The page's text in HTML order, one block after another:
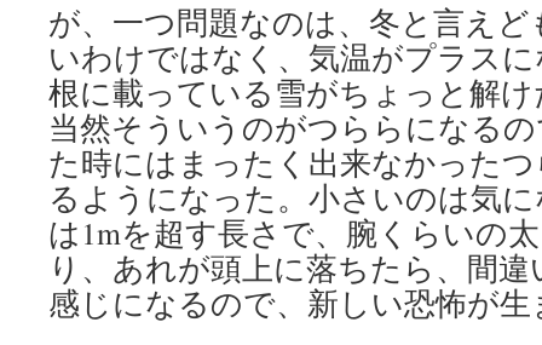
が、一つ問題なのは、冬と言え
いわけではなく、気温がプラス
根に載っている雪がちょっと解
当然そういうのがつららになる
た時にはまったく出来なかった
るようになった。小さいのは気
は1mを超す長さで、腕くらいの
り、あれが頭上に落ちたら、間
感じになるので、新しい恐怖が